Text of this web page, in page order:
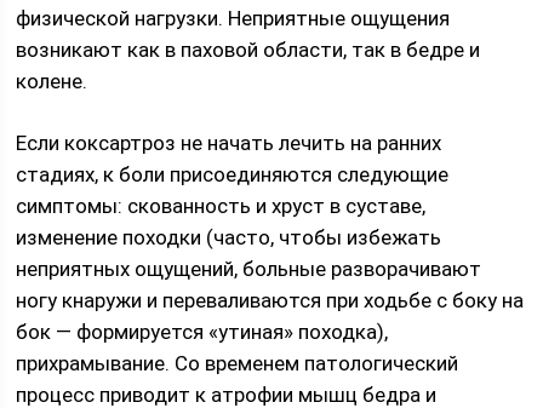
физической нагрузки. Неприятные ощущения
возникают как в паховой области, так в бедре и
колене.
Если коксартроз не начать лечить на ранних
стадиях, к боли присоединяются следующие
симптомы: скованность и хруст в суставе,
изменение походки (часто, чтобы избежать
неприятных ощущений, больные разворачивают
ногу кнаружи и переваливаются при ходьбе с боку на
бок — формируется «утиная» походка),
прихрамывание. Со временем патологический
процесс приводит к атрофии мышц бедра и